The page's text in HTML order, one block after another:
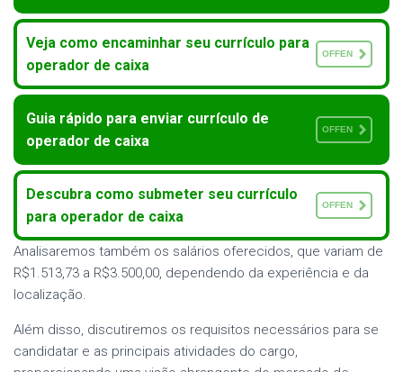
Veja como encaminhar seu currículo para
operador de caixa
OFFEN
Guia rápido para enviar currículo de
operador de caixa
OFFEN
Descubra como submeter seu currículo
para operador de caixa
OFFEN
Analisaremos também os salários oferecidos, que variam de
R$1.513,73 a R$3.500,00, dependendo da experiência e da
localização.
Além disso, discutiremos os requisitos necessários para se
candidatar e as principais atividades do cargo,